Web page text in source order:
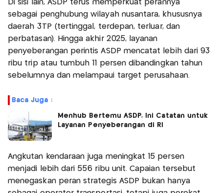
Di sisi lain, ASDP terus memperkuat perannya
sebagai penghubung wilayah nusantara, khususnya
daerah 3TP (tertinggal, terdepan, terluar, dan
perbatasan). Hingga akhir 2025, layanan
penyeberangan perintis ASDP mencatat lebih dari 93
ribu trip atau tumbuh 11 persen dibandingkan tahun
sebelumnya dan melampaui target perusahaan.
Baca Juga :
Menhub Bertemu ASDP, Ini Catatan untuk
Layanan Penyeberangan di RI
Angkutan kendaraan juga meningkat 15 persen
menjadi lebih dari 556 ribu unit. Capaian tersebut
menegaskan peran strategis ASDP bukan hanya